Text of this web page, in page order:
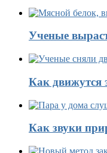
Ученые
Как движутся
Как звуки